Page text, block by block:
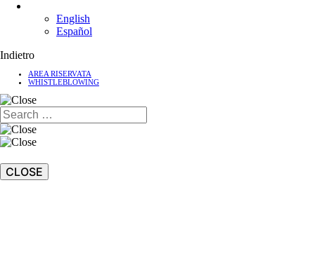
English
Español
Indietro
AREA RISERVATA
WHISTLEBLOWING
CLOSE